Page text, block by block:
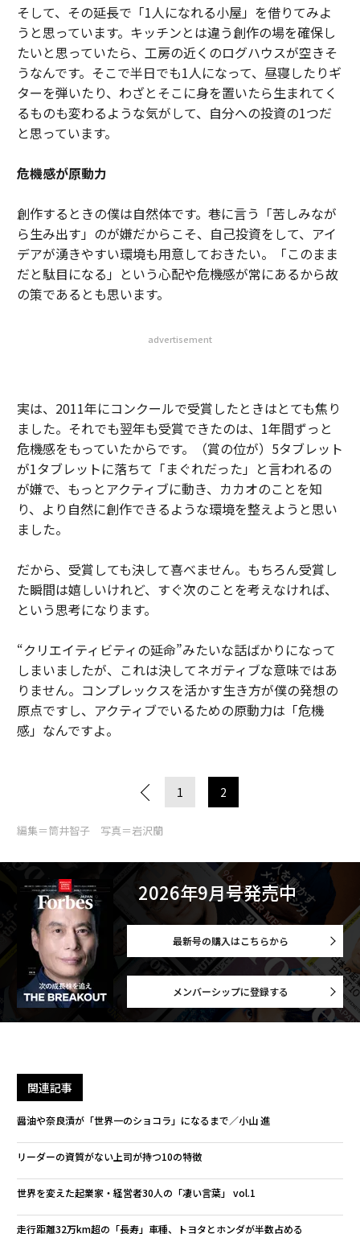
そして、その延長で「1人になれる小屋」を借りてみよ
うと思っています。キッチンとは違う創作の場を確保し
たいと思っていたら、工房の近くのログハウスが空きそ
うなんです。そこで半日でも1人になって、昼寝したりギ
ターを弾いたり、わざとそこに身を置いたら生まれてく
るものも変わるような気がして、自分への投資の1つだ
と思っています。
危機感が原動力
創作するときの僕は自然体です。巷に言う「苦しみなが
ら生み出す」のが嫌だからこそ、自己投資をして、アイ
デアが湧きやすい環境も用意しておきたい。「このまま
だと駄目になる」という心配や危機感が常にあるから故
の策であるとも思います。
advertisement
実は、2011年にコンクールで受賞したときはとても焦り
ました。それでも翌年も受賞できたのは、1年間ずっと
危機感をもっていたからです。（賞の位が）5タブレット
が1タブレットに落ちて「まぐれだった」と言われるの
が嫌で、もっとアクティブに動き、カカオのことを知
り、より自然に創作できるような環境を整えようと思い
ました。
だから、受賞しても決して喜べません。もちろん受賞し
た瞬間は嬉しいけれど、すぐ次のことを考えなければ、
という思考になります。
“クリエイティビティの延命”みたいな話ばかりになって
しまいましたが、これは決してネガティブな意味ではあ
りません。コンプレックスを活かす生き方が僕の発想の
原点ですし、アクティブでいるための原動力は「危機
感」なんですよ。
1 2
編集＝筒井智子 写真＝岩沢蘭
2026年9月号発売中
最新号の購入はこちらから
メンバーシップに登録する
関連記事
醤油や奈良漬が「世界一のショコラ」になるまで／小山 進
リーダーの資質がない上司が持つ10の特徴
世界を変えた起業家・経営者30人の「凄い言葉」 vol.1
走行距離32万km超の「長寿」車種、トヨタとホンダが半数占める